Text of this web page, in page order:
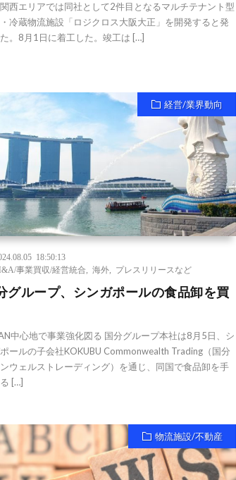
西エリアでは同社として2件目となるマルチテナント型
冷蔵物流施設「ロジクロス大阪大正」を開発すると発
。8月1日に着工した。竣工は […]
経営/業界動向
18:50:13
事業買収/経営統合
,海外 プレスリリースなど
グループ、シンガポールの食品卸を買
中心地で事業強化図る 国分グループ本社は8月5日、シ
ールの子会社KOKUBU Commonwealth Trading（国分
ウェルストレーディング）を通じ、同国で食品卸を手
[…]
物流施設/不動産